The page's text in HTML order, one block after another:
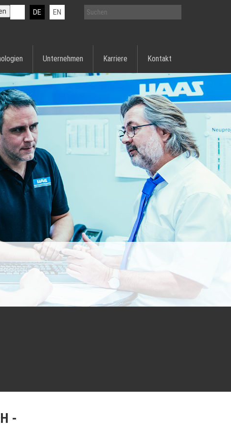
DE EN
Unternehmen Karriere Kontakt